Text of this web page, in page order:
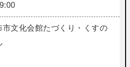
市文化会館たづくり・くすの